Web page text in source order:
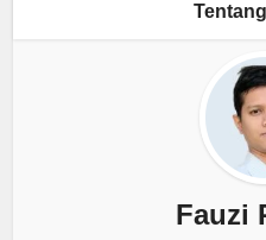
Fauzi